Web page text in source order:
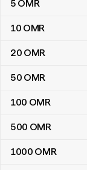
5 OMR
10 OMR
20 OMR
50 OMR
100 OMR
500 OMR
1000 OMR